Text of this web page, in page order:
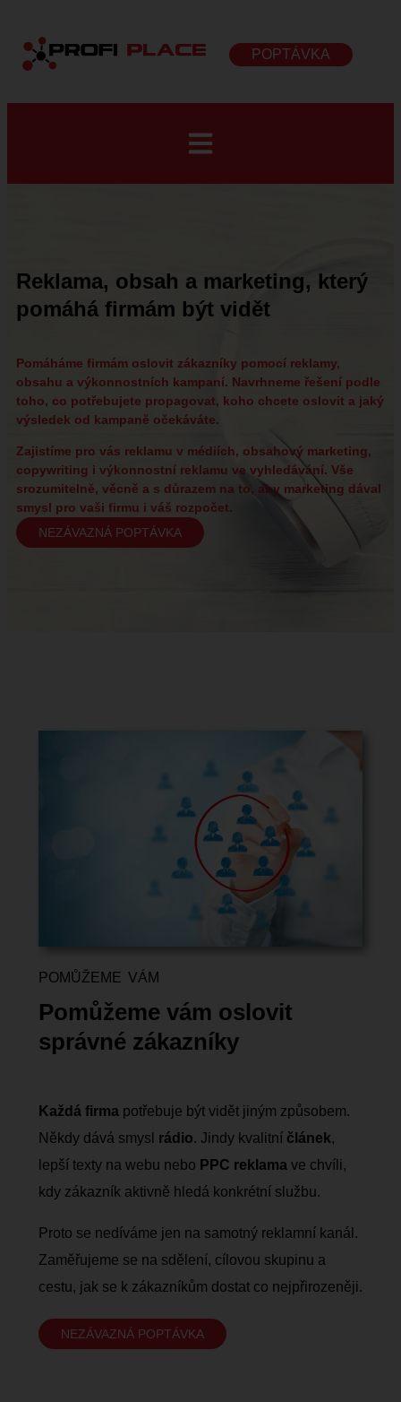
POPTÁVKA
Reklama, obsah a marketing, který
pomáhá firmám být vidět
Pomáháme firmám oslovit zákazníky pomocí reklamy,
obsahu a výkonnostních kampaní. Navrhneme řešení podle
toho, co potřebujete propagovat, koho chcete oslovit a jaký
výsledek od kampaně očekáváte.
Zajistíme pro vás reklamu v médiích, obsahový marketing,
copywriting i výkonnostní reklamu ve vyhledávání. Vše
srozumitelně, věcně a s důrazem na to, aby marketing dával
smysl pro vaši firmu i váš rozpočet.
NEZÁVAZNÁ POPTÁVKA
POMŮŽEME VÁM
Pomůžeme vám oslovit
správné zákazníky
Každá firma potřebuje být vidět jiným způsobem.
Někdy dává smysl rádio. Jindy kvalitní článek,
lepší texty na webu nebo PPC reklama ve chvíli,
kdy zákazník aktivně hledá konkrétní službu.
Proto se nedíváme jen na samotný reklamní kanál.
Zaměřujeme se na sdělení, cílovou skupinu a
cestu, jak se k zákazníkům dostat co nejpřirozeněji.
NEZÁVAZNÁ POPTÁVKA